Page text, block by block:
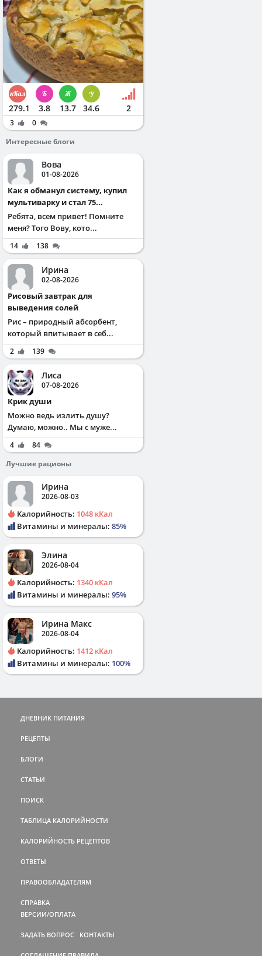
279.1 3.8 13.7 34.6 2
3
0
Интересные блоги
Вова
01-08-2026
Как я обманул систему, купил
мультиварку и стал 75...
Ребята, всем привет! Помните
меня? Того Вову, кото...
14 138
Ирина
02-08-2026
Рисовый завтрак для
выведения солей
Рис – природный абсорбент,
который впитывает в себ...
2 139
Лиса
07-08-2026
Крик души
Можно ведь излить душу?
Думаю, можно.. Мы с муже...
4
84
Лучшие рационы
Ирина
2026-08-03
Калорийность: 1048 кКал
Витамины и минералы: 85%
Элина
2026-08-04
Калорийность: 1340 кКал
Витамины и минералы: 95%
Ирина Макс
2026-08-04
Калорийность: 1412 кКал
Витамины и минералы: 100%
ДНЕВНИК ПИТАНИЯ
РЕЦЕПТЫ
БЛОГИ
СТАТЬИ
ПОИСК
ТАБЛИЦА КАЛОРИЙНОСТИ
КАЛОРИЙНОСТЬ РЕЦЕПТОВ
ОТВЕТЫ
ПРАВООБЛАДАТЕЛЯМ
СПРАВКА
ВЕРСИИ/ОПЛАТА
ЗАДАТЬ ВОПРОС КОНТАКТЫ